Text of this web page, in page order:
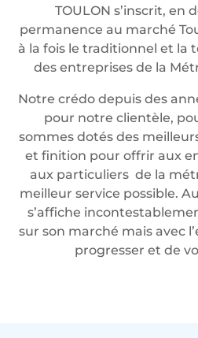
TOULON s’inscrit, en
permanence au marché
à la fois le traditionnel et la
des entreprises de la
Notre crédo depuis des
pour notre clientèle,
sommes dotés des
et finition pour offrir aux
aux particuliers de la
meilleur service possible.
s’affiche
sur son marché mais avec
progresser et de